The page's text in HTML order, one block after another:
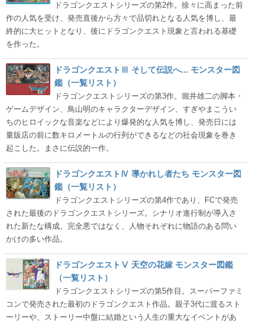
ドラゴンクエストシリーズの第2作。徐々に高まった前
作の人気を受け、発売直後から方々で品切れとなる人気を博し、最
終的に大ヒットとなり、後にドラゴンクエスト現象と言われる基礎
を作った。
ドラゴンクエストⅢ そして伝説へ... モンスター図
鑑（一覧リスト）
ドラゴンクエストシリーズの第3作。堀井雄二の脚本・
ゲームデザイン、鳥山明のキャラクターデザイン、すぎやまこうい
ちのヒロイックな音楽などにより爆発的な人気を博し、発売日には
量販店の前に数キロメートルの行列ができるなどの社会現象を巻き
起こした。まさに伝説的一作。
ドラゴンクエストⅣ 導かれし者たち モンスター図
鑑（一覧リスト）
ドラゴンクエストシリーズの第4作であり、FCで発売
された最後のドラゴンクエストシリーズ。シナリオ進行制が導入さ
れた新たな構成。完全悪ではなく、人物それぞれに物語のある問い
かけの多い作品。
ドラゴンクエストⅤ 天空の花嫁 モンスター図鑑
（一覧リスト）
ドラゴンクエストシリーズの第5作目。スーパーファミ
コンで発売された最初のドラゴンクエスト作品。親子3代に渡るスト
ーリーや、ストーリー中盤に結婚という人生の重大なイベントがあ